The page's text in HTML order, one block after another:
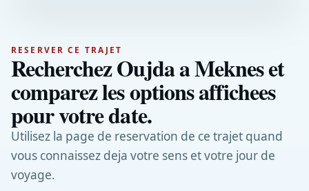
RESERVER CE TRAJET
Recherchez Oujda a Meknes et
comparez les options affichees
pour votre date.
Utilisez la page de reservation de ce trajet quand
vous connaissez deja votre sens et votre jour de
voyage.